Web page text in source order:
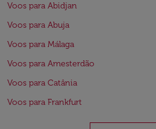
Voos para Abidjan
Voos para Abuja
Voos para Málaga
Voos para Amesterdão
Voos para Catânia
Voos para Frankfurt